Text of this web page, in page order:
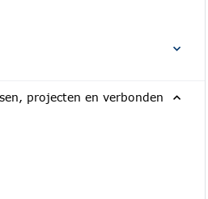
projecten en verbonden